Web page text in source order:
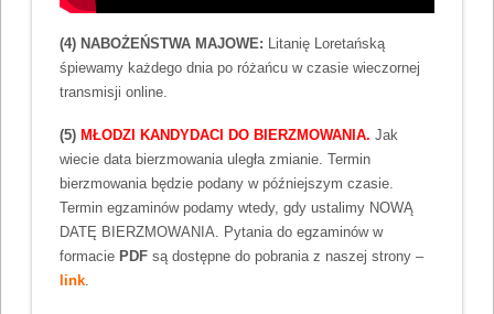
(4) NABOŻEŃSTWA MAJOWE: Litanię Loretańską
śpiewamy każdego dnia po różańcu w czasie wieczornej
transmisji online.
(5) MŁODZI KANDYDACI DO BIERZMOWANIA. Jak
wiecie data bierzmowania uległa zmianie. Termin
bierzmowania będzie podany w późniejszym czasie.
Termin egzaminów podamy wtedy, gdy ustalimy NOWĄ
DATĘ BIERZMOWANIA. Pytania do egzaminów w
formacie PDFsą dostępne do pobrania z naszej strony –
link.